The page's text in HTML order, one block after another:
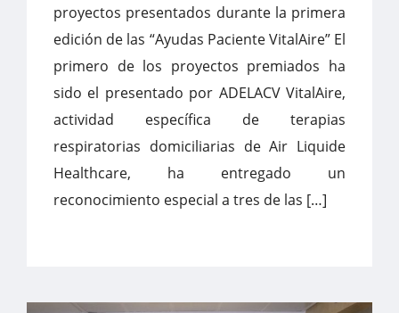
proyectos presentados durante la primera
edición de las “Ayudas Paciente VitalAire” El
primero de los proyectos premiados ha
sido el presentado por ADELACV VitalAire,
actividad específica de terapias
respiratorias domiciliarias de Air Liquide
Healthcare, ha entregado un
reconocimiento especial a tres de las […]